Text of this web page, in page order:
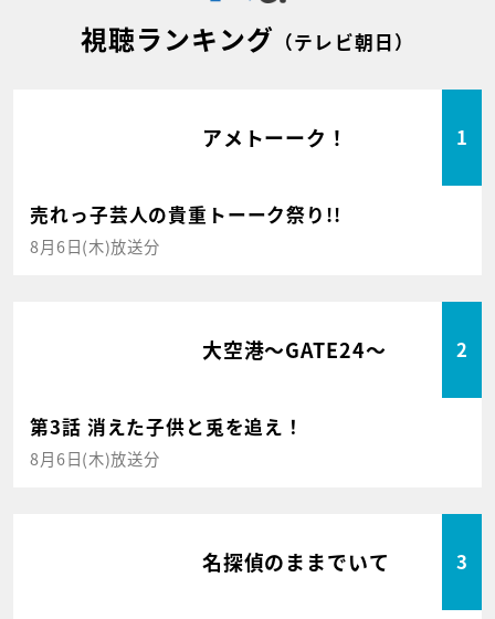
視聴ランキング （テレビ朝日）
アメトーーク！ 1
売れっ子芸人の貴重トーーク祭り!!
8月6日(木)放送分
大空港～GATE24～ 2
第3話 消えた子供と兎を追え！
8月6日(木)放送分
名探偵のままでいて 3